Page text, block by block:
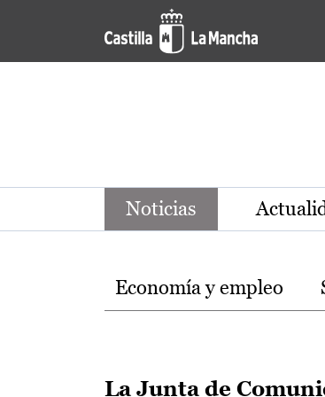
Pasar al contenido principal
Noticias de la región
Noticias
Temas
Economía y empleo
La Junta de